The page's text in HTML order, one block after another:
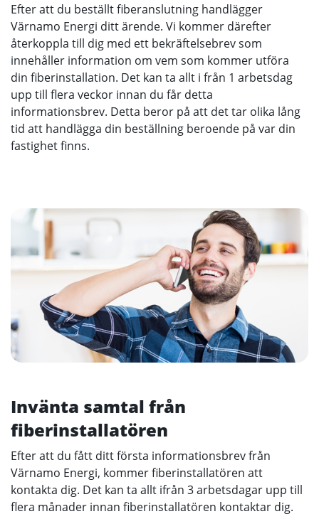
Efter att du beställt fiberanslutning handlägger
Värnamo Energi ditt ärende. Vi kommer därefter
återkoppla till dig med ett bekräftelsebrev som
innehåller information om vem som kommer utföra
din fiberinstallation. Det kan ta allt i från 1 arbetsdag
upp till flera veckor innan du får detta
informationsbrev. Detta beror på att det tar olika lång
tid att handlägga din beställning beroende på var din
fastighet finns.
Invänta samtal från
fiberinstallatören
Efter att du fått ditt första informationsbrev från
Värnamo Energi, kommer fiberinstallatören att
kontakta dig. Det kan ta allt ifrån 3 arbetsdagar upp till
flera månader innan fiberinstallatören kontaktar dig.